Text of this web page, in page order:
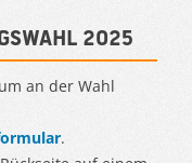
2025
um an der Wahl
.